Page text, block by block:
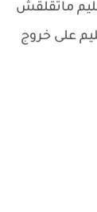
ماتقلقش
على خروج